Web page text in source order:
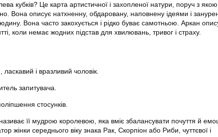
кубків? Це карта артистичної і захопленої натури, поруч з
Вона описує натхненну, обдаровану, наповнену ідеями і
Вона часто закохується і рідко буває самотньою. Аркан
коли немає жодних підстав для хвилювань, тривог і страху.
і вразливий чоловік.
запитувача.
стосунків.
її мудрою королевою, яка вміє збалансувати почуття й
жінки середнього віку знака Рак, Скорпіон або Риби, чуттєвої і